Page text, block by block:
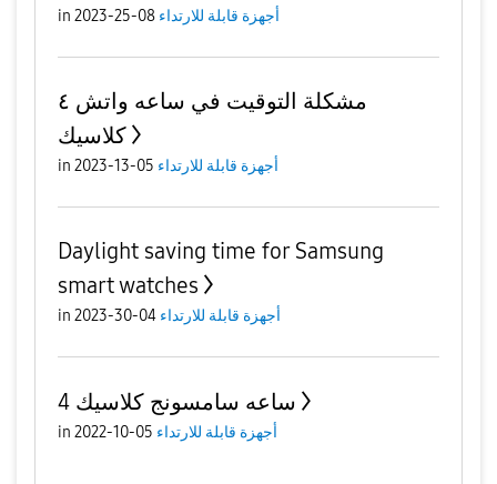
in أجهزة قابلة للارتداء 08-25-2023
مشكلة التوقيت في ساعه واتش ٤
كلاسيك
in أجهزة قابلة للارتداء 05-13-2023
Daylight saving time for Samsung
smart watches
in أجهزة قابلة للارتداء 04-30-2023
ساعه سامسونج كلاسيك 4
in أجهزة قابلة للارتداء 05-10-2022